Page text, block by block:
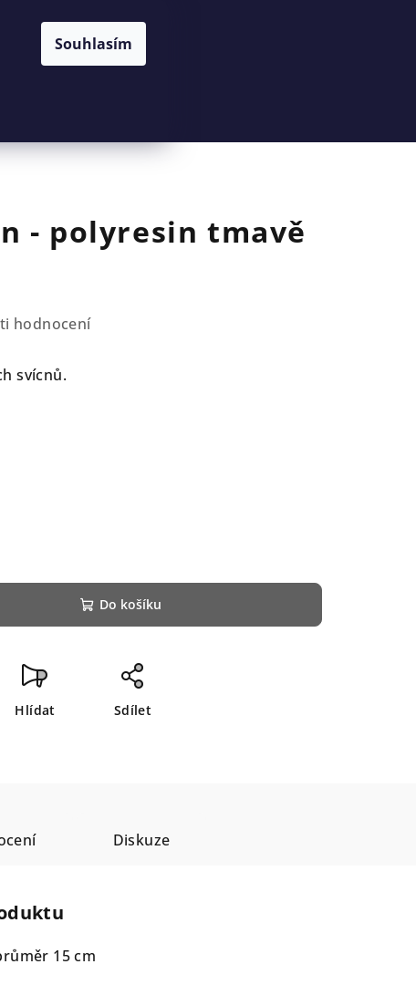
Souhlasím
- polyresin tmavě
hodnocení
svícnů.
Do košíku
Hlídat Sdílet
Diskuze
15 cm